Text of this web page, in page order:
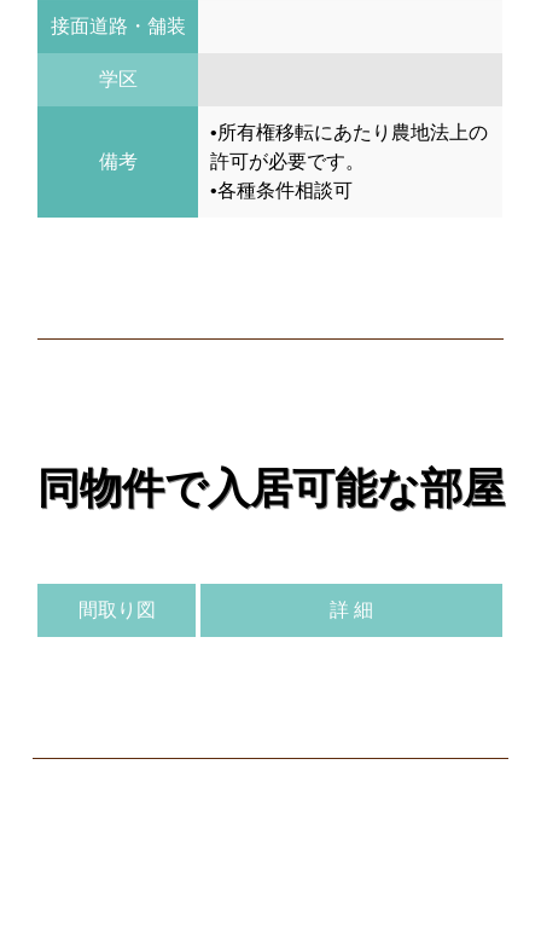
接面道路・舗装
学区
備考
•所有権移転にあたり農地法上の
許可が必要です。
•各種条件相談可
同物件で入居可能な部屋
間取り図 詳 細